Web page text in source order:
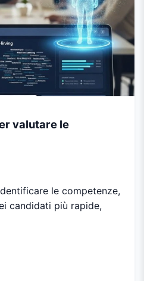
valutare le
le competenze,
candidati più rapide,